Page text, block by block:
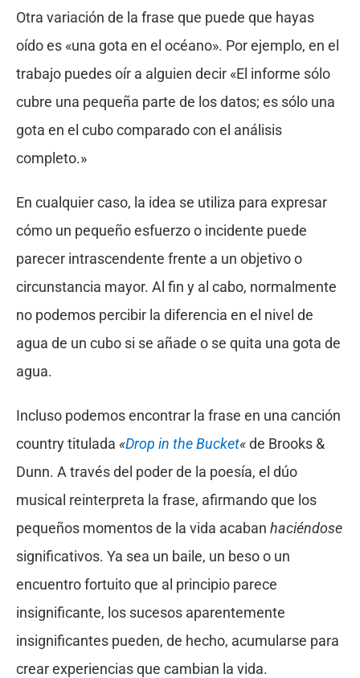
Otra variación de la frase que puede que hayas
oído es «una gota en el océano». Por ejemplo, en el
trabajo puedes oír a alguien decir «El informe sólo
cubre una pequeña parte de los datos; es sólo una
gota en el cubo comparado con el análisis
completo.»
En cualquier caso, la idea se utiliza para expresar
cómo un pequeño esfuerzo o incidente puede
parecer intrascendente frente a un objetivo o
circunstancia mayor. Al fin y al cabo, normalmente
no podemos percibir la diferencia en el nivel de
agua de un cubo si se añade o se quita una gota de
agua.
Incluso podemos encontrar la frase en una canción
country titulada «Drop in the Bucket«de Brooks &
Dunn. A través del poder de la poesía, el dúo
musical reinterpreta la frase, afirmando que los
pequeños momentos de la vida acaban haciéndose
significativos. Ya sea un baile, un beso o un
encuentro fortuito que al principio parece
insignificante, los sucesos aparentemente
insignificantes pueden, de hecho, acumularse para
crear experiencias que cambian la vida.